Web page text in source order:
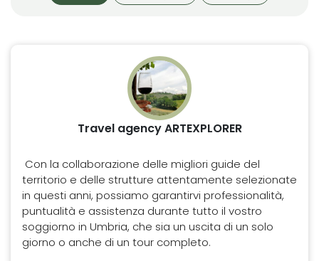
Travel agency ARTEXPLORER
Con la collaborazione delle migliori guide del
territorio e delle strutture attentamente selezionate
in questi anni, possiamo garantirvi professionalità,
puntualità e assistenza durante tutto il vostro
soggiorno in Umbria, che sia un uscita di un solo
giorno o anche di un tour completo.